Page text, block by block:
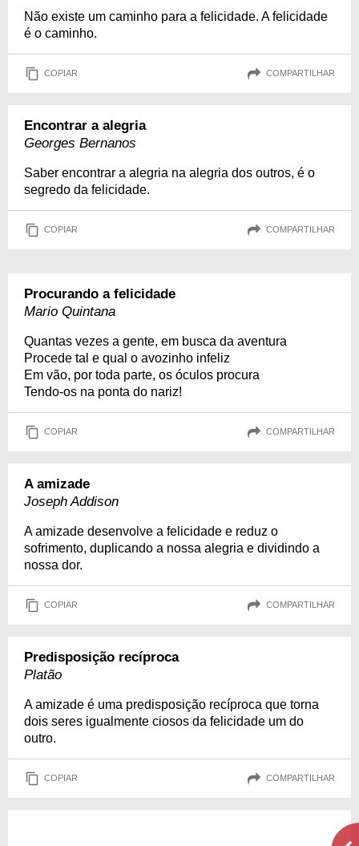
Não existe um caminho para a felicidade. A felicidade
é o caminho.
COPIAR COMPARTILHAR
Encontrar a alegria
Georges Bernanos
Saber encontrar a alegria na alegria dos outros, é o
segredo da felicidade.
COPIAR COMPARTILHAR
Procurando a felicidade
Mario Quintana
Quantas vezes a gente, em busca da aventura
Procede tal e qual o avozinho infeliz
Em vão, por toda parte, os óculos procura
Tendo-os na ponta do nariz!
COPIAR COMPARTILHAR
A amizade
Joseph Addison
A amizade desenvolve a felicidade e reduz o
sofrimento, duplicando a nossa alegria e dividindo a
nossa dor.
COPIAR COMPARTILHAR
Predisposição recíproca
Platão
A amizade é uma predisposição recíproca que torna
dois seres igualmente ciosos da felicidade um do
outro.
COPIAR COMPARTILHAR